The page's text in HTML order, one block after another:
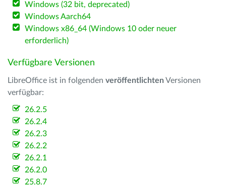
Windows (32 bit, deprecated)
Windows Aarch64
Windows x86_64 (Windows 10 oder neuer
erforderlich)
Verfügbare Versionen
LibreOffice ist in folgenden veröffentlichten Versionen
verfügbar:
26.2.5
26.2.4
26.2.3
26.2.2
26.2.1
26.2.0
25.8.7